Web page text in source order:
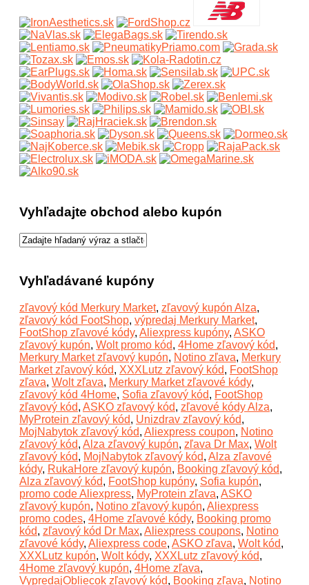
Vyhľadajte obchod alebo kupón
Vyhľadávané kupóny
zľavový kód Merkury Market, zľavový kupón Alza,
zľavový kód FootShop, výpredaj Merkury Market,
FootShop zľavové kódy, Aliexpress kupóny, ASKO
zľavový kupón, Wolt promo kód, 4Home zľavový kód,
Merkury Market zľavový kupón, Notino zľava, Merkury
Market zľavový kód, XXXLutz zľavový kód, FootShop
zľava, Wolt zľava, Merkury Market zľavové kódy,
zľavový kód 4Home, Sofia zľavový kód, FootShop
zľavový kód, ASKO zľavový kód, zľavové kódy Alza,
MyProtein zľavový kód, Unizdrav zľavový kód,
MojNabytok zľavový kód, Aliexpress coupon, Notino
zľavový kód, Alza zľavový kupón, zľava Dr Max, Wolt
zľavový kód, MojNabytok zľavový kód, Alza zľavové
kódy, RukaHore zľavový kupón, Booking zľavový kód,
Alza zľavový kód, FootShop kupóny, Sofia kupón,
promo code Aliexpress, MyProtein zľava, ASKO
zľavový kupón, Notino zľavový kupón, Aliexpress
promo codes, 4Home zľavové kódy, Booking promo
kód, zľavový kód Dr Max, Aliexpress coupons, Notino
zľavové kódy, Aliexpress code, ASKO zľava, Wolt kód,
XXXLutz kupón, Wolt kódy, XXXLutz zľavový kód,
4Home zľavový kupón, 4Home zľava,
VypredajObliecok zľavový kód, Booking zľava, Notino